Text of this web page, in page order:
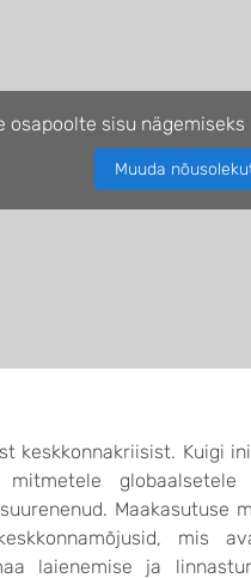
osapoolte sisu
Muuda
keskkonnakriisist. Kuigi
globaalsetele
Maakasutuse
mis
laienemise ja